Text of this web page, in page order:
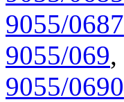
9055/0687
9055/069,
9055/0690